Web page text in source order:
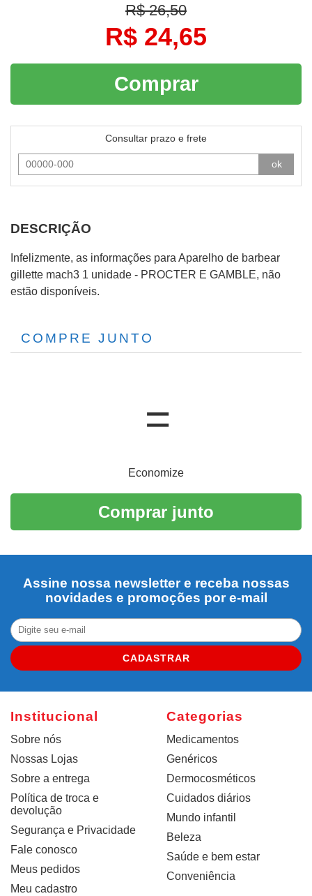
R$ 26,50
R$ 24,65
Comprar
Consultar prazo e frete
ok
DESCRIÇÃO
Infelizmente, as informações para Aparelho de barbear
gillette mach3 1 unidade - PROCTER E GAMBLE, não
estão disponíveis.
COMPRE JUNTO
Economize
Comprar junto
Assine nossa newsletter e receba nossas
novidades e promoções por e-mail
CADASTRAR
Institucional
Sobre nós
Nossas Lojas
Sobre a entrega
Política de troca e
devolução
Segurança e Privacidade
Fale conosco
Meus pedidos
Meu cadastro
Categorias
Medicamentos
Genéricos
Dermocosméticos
Cuidados diários
Mundo infantil
Beleza
Saúde e bem estar
Conveniência